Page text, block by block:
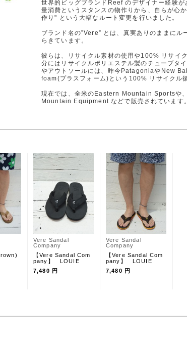
世界的ビッグブランドReef のデザイナー経験
量消費というスタンスの物作りから、自らが心
作り" という大幅なルート変更を行いました。
ブランド名の”Vere” とは、真実ありのままに
らきています。
彼らは、リサイクル素材の使用や100% リサイ
分にはリサイクルポリエステル製のチューブタ
やアウトソールには、昨今PatagoniaやNew
foam(プラスフォーム)という100% リサイクル
現在では、全米のEastern Mountain Sportsや
Mountain Equipment などで販売されています。
Vere Sandal
Company
【Vere Sandal Com
pany】 LOUIE
7,480 円
Vere Sandal
Company
【Vere Sandal Com
pany】 LOUIE
7,480 円